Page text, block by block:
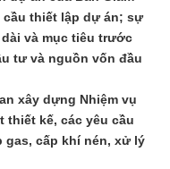
thiết lập dự án; sự
và mục tiêu trước
tư và nguồn vốn đầu
xây dựng Nhiệm vụ
thiết kế, các yêu cầu
gas, cấp khí nén, xử lý